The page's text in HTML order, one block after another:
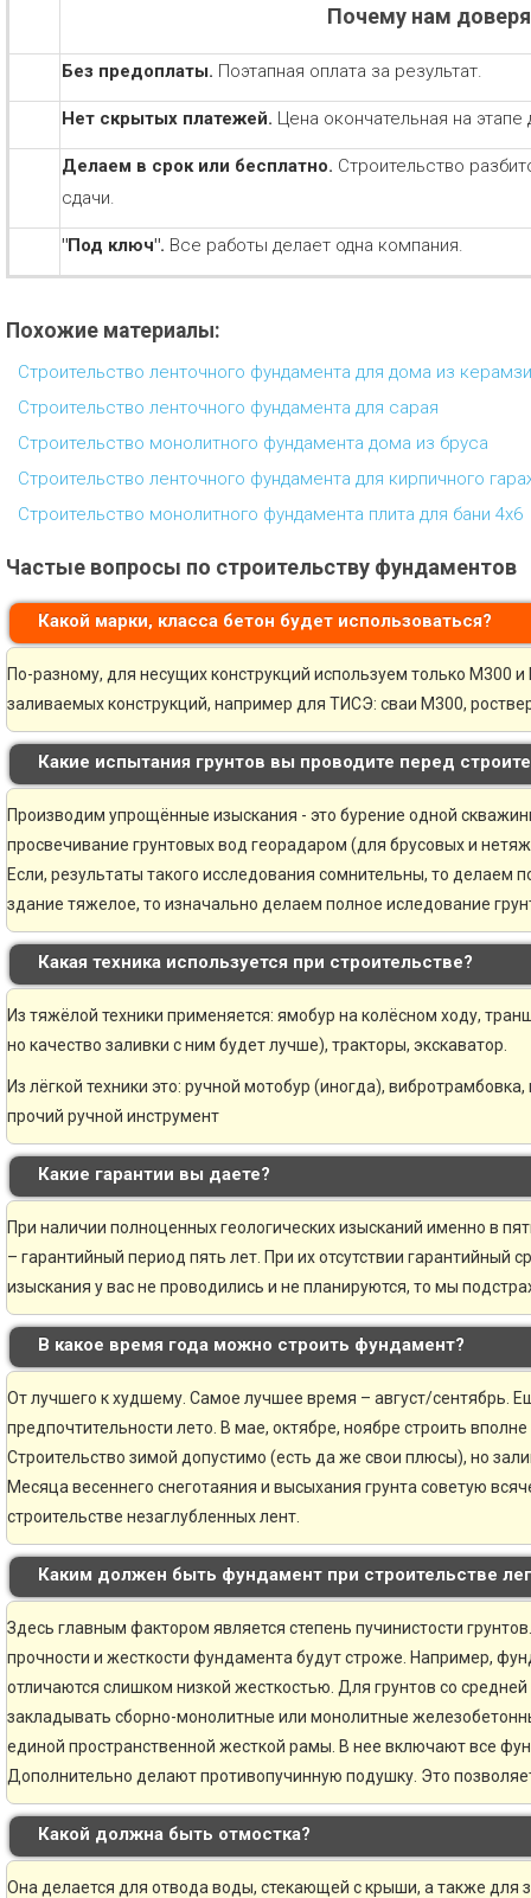
Почему нам
Без предоплаты. Поэтапная оплата за результат.
Нет скрытых платежей. Цена окончательная на этапе
Делаем в срок или бесплатно. Строительство
сдачи.
"Под ключ". Все работы делает одна компания.
Похожие материалы:
Строительство ленточного фундамента для дома из
Строительство ленточного фундамента для сарая
Строительство монолитного фундамента дома из бруса
Строительство ленточного фундамента для кирпичного
Строительство монолитного фундамента плита для бани 4х6
Частые вопросы по строительству фундаментов
Какой марки, класса бетон будет использоваться?
По-разному, для несущих конструкций используем только М300
заливаемых конструкций, например для ТИСЭ: сваи М300,
Какие испытания грунтов вы проводите перед
Производим упрощённые изыскания - это бурение одной
просвечивание грунтовых вод георадаром (для брусовых и
Если, результаты такого исследования сомнительны, то делаем
здание тяжелое, то изначально делаем полное иследование
Какая техника используется при строительстве?
Из тяжёлой техники применяется: ямобур на колёсном ходу,
но качество заливки с ним будет лучше), тракторы, экскаватор.
Из лёгкой техники это: ручной мотобур (иногда),
прочий ручной инструмент
Какие гарантии вы даете?
При наличии полноценных геологических изысканий именно в
– гарантийный период пять лет. При их отсутствии гарантийный
изыскания у вас не проводились и не планируются, то мы
В какое время года можно строить фундамент?
От лучшего к худшему. Самое лучшее время – август/сентябрь.
предпочтительности лето. В мае, октябре, ноябре строить
Строительство зимой допустимо (есть да же свои плюсы), но
Месяца весеннего снеготаяния и высыхания грунта советую
строительстве незаглубленных лент.
Каким должен быть фундамент при строительстве
Здесь главным фактором является степень пучинистости
прочности и жесткости фундамента будут строже. Например,
отличаются слишком низкой жесткостью. Для грунтов со
закладывать сборно-монолитные или монолитные
единой пространственной жесткой рамы. В нее включают все
Дополнительно делают противопучинную подушку. Это
Какой должна быть отмостка?
Она делается для отвода воды, стекающей с крыши, а также для